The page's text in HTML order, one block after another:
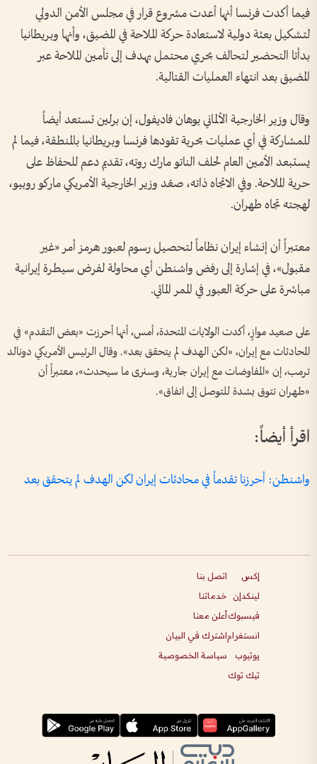
فيما أكدت فرنسا أنها أعدت مشروع قرار في مجلس الأمن الدولي
لتشكيل بعثة دولية لاستعادة حركة الملاحة في المضيق، وأنها وبريطانيا
بدأتا التحضير لتحالف بحري محتمل يهدف إلى تأمين الملاحة عبر
المضيق بعد انتهاء العمليات القتالية.
وقال وزير الخارجية الألماني يوهان فاديفول، إن برلين تستعد أيضاً
للمشاركة في أي عمليات بحرية تقودها فرنسا وبريطانيا بالمنطقة، فيما لم
يستبعد الأمين العام لحلف الناتو مارك روته، تقديم دعم للحفاظ على
حرية الملاحة. وفي الاتجاه ذاته، صعّد وزير الخارجية الأمريكي ماركو روبيو،
لهجته تجاه طهران.
معتبراً أن إنشاء إيران نظاماً لتحصيل رسوم لعبور هرمز أمر «غير
مقبول»، في إشارة إلى رفض واشنطن أي محاولة لفرض سيطرة إيرانية
مباشرة على حركة العبور في الممر المائي.
على صعيد موازٍ، أكدت الولايات المتحدة، أمس، أنها أحرزت «بعض التقدم» في
المحادثات مع إيران، «لكن الهدف لم يتحقق بعد». وقال الرئيس الأمريكي دونالد
ترمب، إن «المفاوضات مع إيران جارية، وسنرى ما سيحدث»، معتبراً أن
«طهران تتوق بشدة للتوصل إلى اتفاق».
اقرأ أيضاً:
واشنطن: أحرزنا تقدماً في محادثات إيران لكن الهدف لم يتحقق بعد
إكس
لينكدإن
فيسبوك
انستغرام
يوتيوب
تيك توك
اتصل بنا
خدماتنا
أعلن معنا
اشترك في البيان
سياسة الخصوصية